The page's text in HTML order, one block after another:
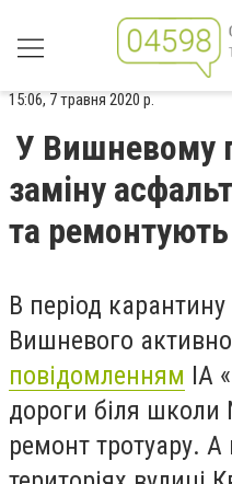
15:06, 7 травня 2020 р.
У Вишневому
заміну
та
В період
Вишневого
повідомленням ІА
дороги біля
ремонт тротуару.